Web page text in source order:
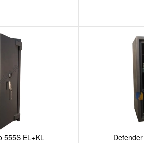
555S EL+KL